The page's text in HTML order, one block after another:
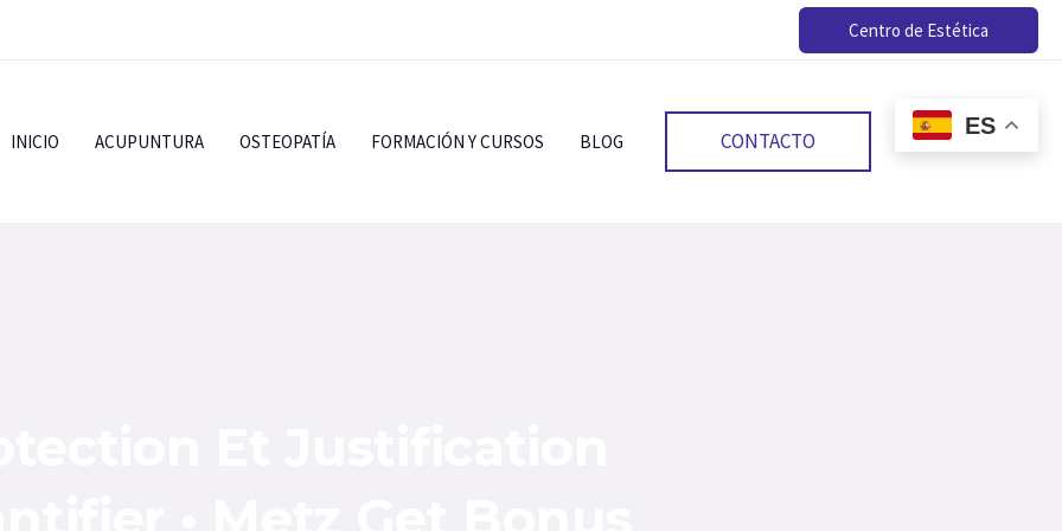
Centro de Estética
INICIO ACUPUNTURA OSTEOPATÍA FORMACIÓN Y CURSOS BLOG CONTACTO
ES